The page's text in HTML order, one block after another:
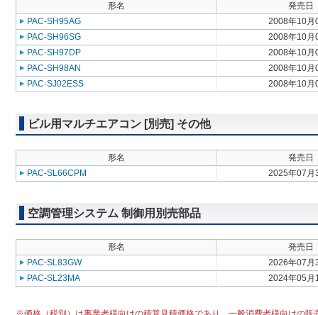
形名
発売日
PAC-SH95AG
2008年10月
PAC-SH96SG
2008年10月
PAC-SH97DP
2008年10月
PAC-SH98AN
2008年10月
PAC-SJ02ESS
2008年10月
ビル用マルチエアコン [別売] その他
形名
発売日
PAC-SL66CPM
2025年07月
空調管理システム 制御用別売部品
形名
発売日
PAC-SL83GW
2026年07月
PAC-SL23MA
2024年05月